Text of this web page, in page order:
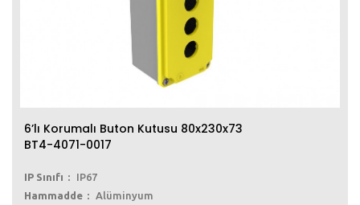
6’lı Korumalı Buton Kutusu 80x230x73
BT4-4071-0017
IP Sınıfı
IP67
Hammadde
Alüminyum